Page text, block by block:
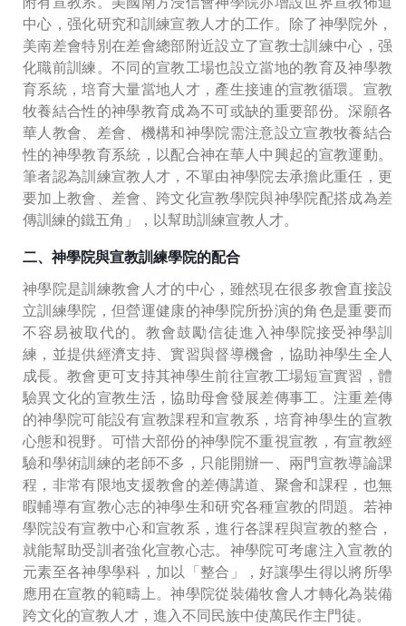
中心，强化研究和訓練宣教人才的工作。除了神學院外，
美南差會特別在差會總部附近設立了宣教士訓練中心，强
化職前訓練。不同的宣教工場也設立當地的教育及神學教
育系統，培育大量當地人才，產生接連的宣教循環。宣教
牧養結合性的神學教育成為不可或缺的重要部份。深願各
華人教會、差會、機構和神學院需注意設立宣教牧養結合
性的神學教育系統，以配合神在華人中興起的宣教運動。
筆者認為訓練宣教人才，不單由神學院去承擔此重任，更
要加上教會、差會、跨文化宣教學院與神學院配搭成為差
傳訓練的鐵五角」，以幫助訓練宣教人才。
二、神學院與宣教訓練學院的配合
神學院是訓練教會人才的中心，雖然現在很多教會直接設
立訓練學院，但營運健康的神學院所扮演的角色是重要而
不容易被取代的。教會鼓勵信徒進入神學院接受神學訓
練，並提供經濟支持、實習與督導機會，協助神學生全人
成長。教會更可支持其神學生前往宣教工場短宣實習，體
驗異文化的宣教生活，協助母會發展差傳事工。注重差傳
的神學院可能設有宣教課程和宣教系，培育神學生的宣教
心態和視野。可惜大部份的神學院不重視宣教，有宣教經
驗和學術訓練的老師不多，只能開辦一、兩門宣教導論課
程，非常有限地支援教會的差傳講道、聚會和課程，也無
暇輔導有宣教心志的神學生和研究各種宣教的問題。若神
學院設有宣教中心和宣教系，進行各課程與宣教的整合，
就能幫助受訓者強化宣教心志。神學院可考慮注入宣教的
元素至各神學學科，加以「整合」，好讓學生得以將所學
應用在宣教的範疇上。神學院從裝備牧會人才轉化為裝備
跨文化的宣教人才，進入不同民族中使萬民作主門徒。